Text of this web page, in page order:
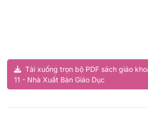
Tải xuống trọn bộ PDF sách giáo
11 - Nhà Xuất Bản Giáo Dục